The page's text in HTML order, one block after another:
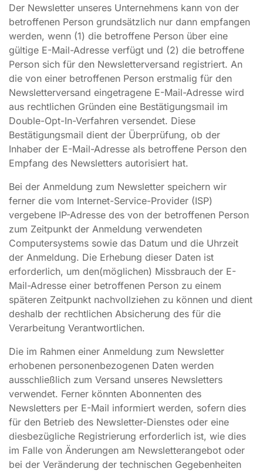
Der Newsletter unseres Unternehmens kann von der
betroffenen Person grundsätzlich nur dann empfangen
werden, wenn (1) die betroffene Person über eine
gültige E-Mail-Adresse verfügt und (2) die betroffene
Person sich für den Newsletterversand registriert. An
die von einer betroffenen Person erstmalig für den
Newsletterversand eingetragene E-Mail-Adresse wird
aus rechtlichen Gründen eine Bestätigungsmail im
Double-Opt-In-Verfahren versendet. Diese
Bestätigungsmail dient der Überprüfung, ob der
Inhaber der E-Mail-Adresse als betroffene Person den
Empfang des Newsletters autorisiert hat.
Bei der Anmeldung zum Newsletter speichern wir
ferner die vom Internet-Service-Provider (ISP)
vergebene IP-Adresse des von der betroffenen Person
zum Zeitpunkt der Anmeldung verwendeten
Computersystems sowie das Datum und die Uhrzeit
der Anmeldung. Die Erhebung dieser Daten ist
erforderlich, um den(möglichen) Missbrauch der E-
Mail-Adresse einer betroffenen Person zu einem
späteren Zeitpunkt nachvollziehen zu können und dient
deshalb der rechtlichen Absicherung des für die
Verarbeitung Verantwortlichen.
Die im Rahmen einer Anmeldung zum Newsletter
erhobenen personenbezogenen Daten werden
ausschließlich zum Versand unseres Newsletters
verwendet. Ferner könnten Abonnenten des
Newsletters per E-Mail informiert werden, sofern dies
für den Betrieb des Newsletter-Dienstes oder eine
diesbezügliche Registrierung erforderlich ist, wie dies
im Falle von Änderungen am Newsletterangebot oder
bei der Veränderung der technischen Gegebenheiten